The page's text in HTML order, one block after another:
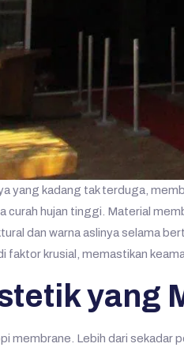
yang kadang tak terduga,
curah hujan tinggi. Material
dan warna aslinya selama
faktor krusial, memastikan
yang
membrane. Lebih dari sekadar